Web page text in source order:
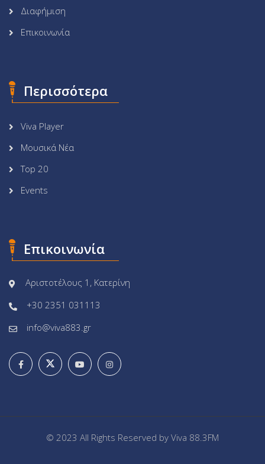
Διαφήμιση
Επικοινωνία
Περισσότερα
Viva Player
Μουσικά Νέα
Top 20
Events
Επικοινωνία
Αριστοτέλους 1, Κατερίνη
+30 2351 031113
info@viva883.gr
© 2023 All Rights Reserved by Viva 88.3FM